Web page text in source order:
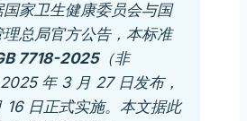
家卫生健康委员会与国
总局官方公告，本标准
7718-2025（非
年 3 月 27 日发布，
日正式实施。本文据此